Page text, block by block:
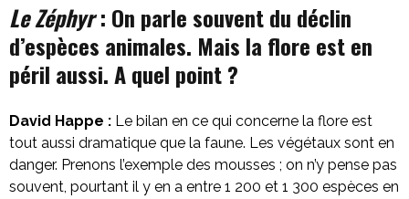
Le Zéphyr: On parle souvent du déclin
d’espèces animales. Mais la flore est en
péril aussi. A quel point ?
David Happe : Le bilan en ce qui concerne la flore est
tout aussi dramatique que la faune. Les végétaux sont en
danger. Prenons l’exemple des mousses ; on n’y pense pas
souvent, pourtant il y en a entre 1 200 et 1 300 espèces en